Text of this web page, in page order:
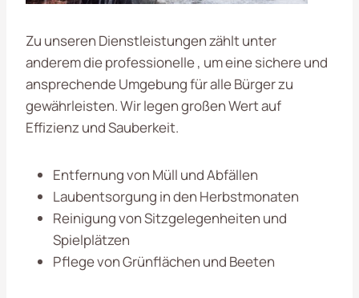
Zu unseren Dienstleistungen zählt unter
anderem die professionelle , um eine sichere und
ansprechende Umgebung für alle Bürger zu
gewährleisten. Wir legen großen Wert auf
Effizienz und Sauberkeit.
Entfernung von Müll und Abfällen
Laubentsorgung in den Herbstmonaten
Reinigung von Sitzgelegenheiten und
Spielplätzen
Pflege von Grünflächen und Beeten